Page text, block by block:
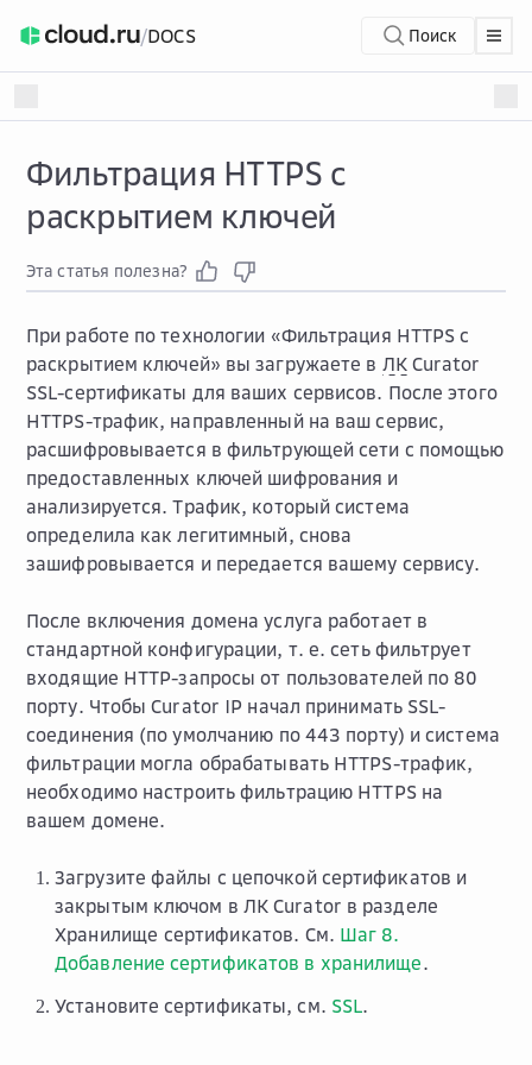
/DOCS Поиск
Фильтрация HTTPS с
раскрытием ключей
Эта статья полезна?
При работе по технологии «Фильтрация HTTPS с
раскрытием ключей» вы загружаете в ЛКCurator
SSL-сертификаты для ваших сервисов. После этого
HTTPS-трафик, направленный на ваш сервис,
расшифровывается в фильтрующей сети с помощью
предоставленных ключей шифрования и
анализируется. Трафик, который система
определила как легитимный, снова
зашифровывается и передается вашему сервису.
После включения домена услуга работает в
стандартной конфигурации, т. е. сеть фильтрует
входящие HTTP-запросы от пользователей по 80
порту. Чтобы Curator IP начал принимать SSL-
соединения (по умолчанию по 443 порту) и система
фильтрации могла обрабатывать HTTPS-трафик,
необходимо настроить фильтрацию HTTPS на
вашем домене.
Загрузите файлы с цепочкой сертификатов и
закрытым ключом в ЛК Curator в разделе
Хранилище сертификатов. См. Шаг 8.
Добавление сертификатов в хранилище.
Установите сертификаты, см. SSL.